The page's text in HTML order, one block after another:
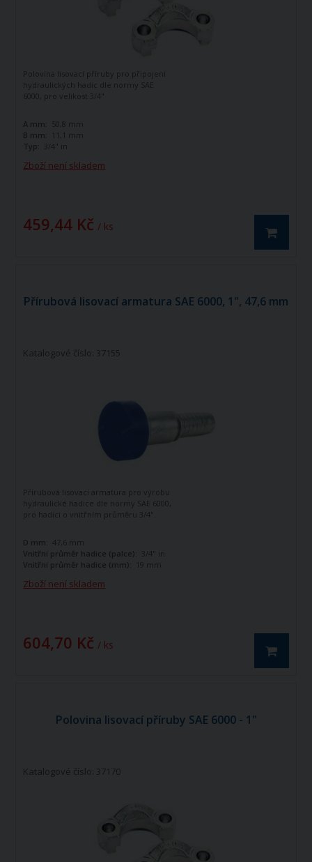
Zboží není skladem
459,44 Kč / ks
Polovina lisovací příruby pro připojení
hydraulických hadic dle normy SAE
6000, pro velikost 3/4"
A mm:
50,8 mm
B mm:
11,1 mm
Typ:
3/4" in
Přírubová lisovací armatura SAE 6000, 1", 47,6 mm
Katalogové číslo: 37155
Zboží není skladem
604,70 Kč / ks
Přírubová lisovací armatura pro výrobu
hydraulické hadice dle normy SAE 6000,
pro hadici o vnitřním průměru 3/4".
D mm:
47,6 mm
Vnitřní průměr hadice (palce):
3/4" in
Vnitřní průměr hadice (mm):
19 mm
Polovina lisovací příruby SAE 6000 - 1"
Katalogové číslo: 37170